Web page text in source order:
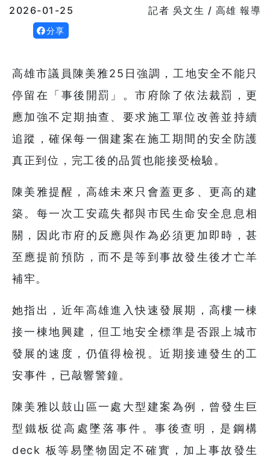
2026-01-25 記者 吳文生 / 高雄 報導
分享
高雄市議員陳美雅25日強調，工地安全不能只
停留在「事後開罰」。市府除了依法裁罰，更
應加強不定期抽查、要求施工單位改善並持續
追蹤，確保每一個建案在施工期間的安全防護
真正到位，完工後的品質也能接受檢驗。
陳美雅提醒，高雄未來只會蓋更多、更高的建
築。每一次工安疏失都與市民生命安全息息相
關，因此市府的反應與作為必須更加即時，甚
至應提前預防，而不是等到事故發生後才亡羊
補牢。
她指出，近年高雄進入快速發展期，高樓一棟
接一棟地興建，但工地安全標準是否跟上城市
發展的速度，仍值得檢視。近期接連發生的工
安事件，已敲響警鐘。
陳美雅以鼓山區一處大型建案為例，曾發生巨
型鐵板從高處墜落事件。事後查明，是鋼構
deck 板等易墜物固定不確實，加上事故發生